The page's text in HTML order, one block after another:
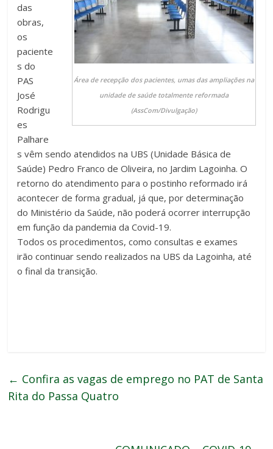
Área de recepção dos pacientes, umas das ampliações na
unidade de saúde totalmente reformada
(AssCom/Divulgação)
das
obras,
os
paciente
s do
PAS
José
Rodrigu
es
Palhare
s vêm sendo atendidos na UBS (Unidade Básica de
Saúde) Pedro Franco de Oliveira, no Jardim Lagoinha. O
retorno do atendimento para o postinho reformado irá
acontecer de forma gradual, já que, por determinação
do Ministério da Saúde, não poderá ocorrer interrupção
em função da pandemia da Covid-19.
Todos os procedimentos, como consultas e exames
irão continuar sendo realizados na UBS da Lagoinha, até
o final da transição.
← Confira as vagas de emprego no PAT de Santa
Rita do Passa Quatro